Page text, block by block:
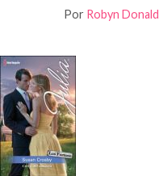
Por Robyn Donald